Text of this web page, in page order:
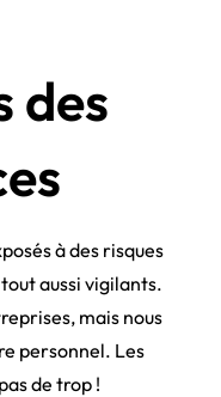
des
à des risques
aussi vigilants.
mais nous
personnel. Les
de trop !